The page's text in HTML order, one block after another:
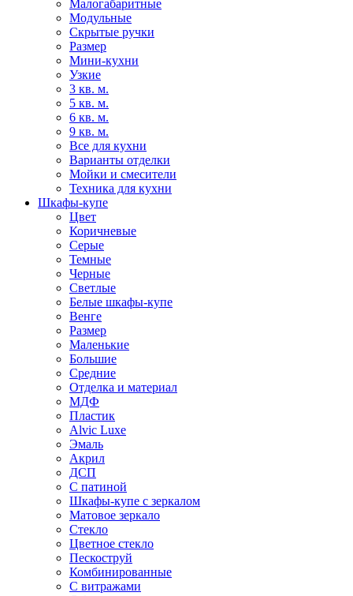
Малогабаритные
Модульные
Скрытые ручки
Размер
Мини-кухни
Узкие
3 кв. м.
5 кв. м.
6 кв. м.
9 кв. м.
Все для кухни
Варианты отделки
Мойки и смесители
Техника для кухни
Шкафы-купе
Цвет
Коричневые
Серые
Темные
Черные
Светлые
Белые шкафы-купе
Венге
Размер
Маленькие
Большие
Средние
Отделка и материал
МДФ
Пластик
Alvic Luxe
Эмаль
Акрил
ДСП
С патиной
Шкафы-купе с зеркалом
Матовое зеркало
Стекло
Цветное стекло
Пескоструй
Комбинированные
С витражами